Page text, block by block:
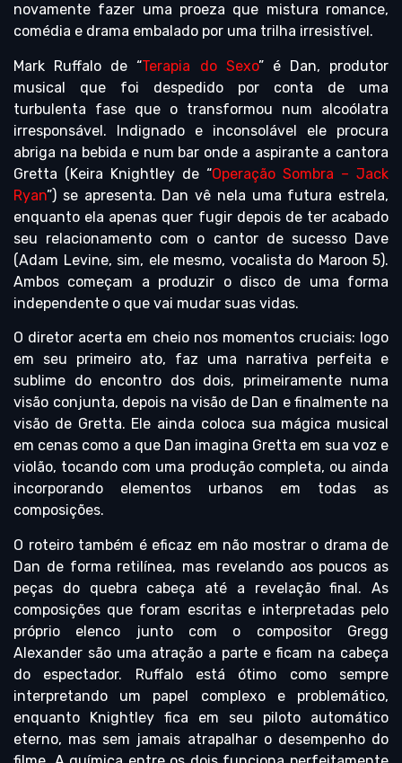
novamente fazer uma proeza que mistura romance,
comédia e drama embalado por uma trilha irresistível.
Mark Ruffalo de “Terapia do Sexo” é Dan, produtor
musical que foi despedido por conta de uma
turbulenta fase que o transformou num alcoólatra
irresponsável. Indignado e inconsolável ele procura
abriga na bebida e num bar onde a aspirante a cantora
Gretta (Keira Knightley de “Operação Sombra – Jack
Ryan”) se apresenta. Dan vê nela uma futura estrela,
enquanto ela apenas quer fugir depois de ter acabado
seu relacionamento com o cantor de sucesso Dave
(Adam Levine, sim, ele mesmo, vocalista do Maroon 5).
Ambos começam a produzir o disco de uma forma
independente o que vai mudar suas vidas.
O diretor acerta em cheio nos momentos cruciais: logo
em seu primeiro ato, faz uma narrativa perfeita e
sublime do encontro dos dois, primeiramente numa
visão conjunta, depois na visão de Dan e finalmente na
visão de Gretta. Ele ainda coloca sua mágica musical
em cenas como a que Dan imagina Gretta em sua voz e
violão, tocando com uma produção completa, ou ainda
incorporando elementos urbanos em todas as
composições.
O roteiro também é eficaz em não mostrar o drama de
Dan de forma retilínea, mas revelando aos poucos as
peças do quebra cabeça até a revelação final. As
composições que foram escritas e interpretadas pelo
próprio elenco junto com o compositor Gregg
Alexander são uma atração a parte e ficam na cabeça
do espectador. Ruffalo está ótimo como sempre
interpretando um papel complexo e problemático,
enquanto Knightley fica em seu piloto automático
eterno, mas sem jamais atrapalhar o desempenho do